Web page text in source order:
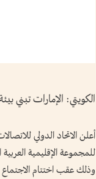
الكويتي: الإمارات تبني
أعلن الاتحاد الدولي
وذلك عقب اختتام الاجتماع